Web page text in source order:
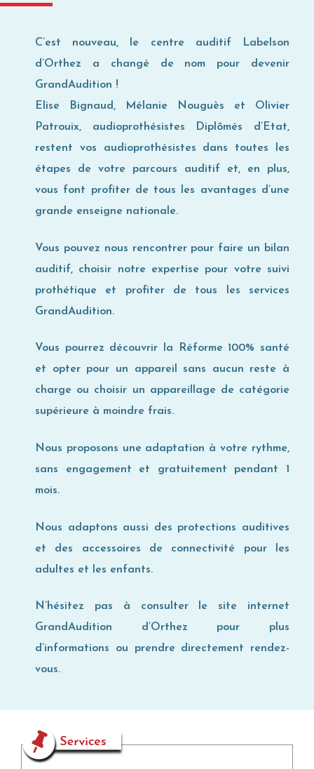
C’est nouveau, le centre auditif Labelson
d’Orthez a changé de nom pour devenir
GrandAudition !
Elise Bignaud, Mélanie Nouguès et Olivier
Patrouix, audioprothésistes Diplômés d’Etat,
restent vos audioprothésistes dans toutes les
étapes de votre parcours auditif et, en plus,
vous font profiter de tous les avantages d’une
grande enseigne nationale.
Vous pouvez nous rencontrer pour faire un bilan
auditif, choisir notre expertise pour votre suivi
prothétique et profiter de tous les services
GrandAudition.
Vous pourrez découvrir la Réforme 100% santé
et opter pour un appareil sans aucun reste à
charge ou choisir un appareillage de catégorie
supérieure à moindre frais.
Nous proposons une adaptation à votre rythme,
sans engagement et gratuitement pendant 1
mois.
Nous adaptons aussi des protections auditives
et des accessoires de connectivité pour les
adultes et les enfants.
N’hésitez pas à consulter le site internet
GrandAudition d’Orthez pour plus
d’informations ou prendre directement rendez-
vous.